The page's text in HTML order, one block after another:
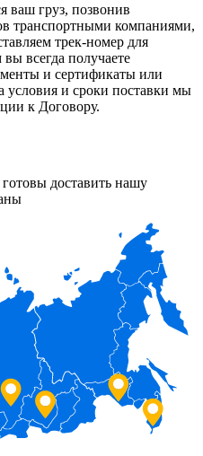
ваш груз, позвонив
транспортными компаниями,
трек-номер для
всегда получаете
и сертификаты или
условия и сроки поставки мы
к Договору.
доставить нашу